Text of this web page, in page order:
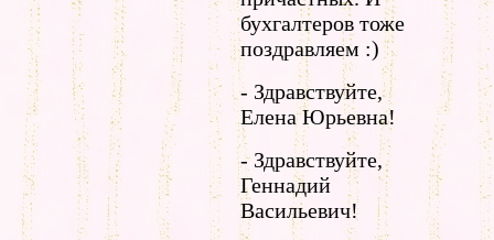
бухгалтеров тоже
поздравляем :)
- Здравствуйте,
Елена Юрьевна!
- Здравствуйте,
Геннадий
Васильевич!